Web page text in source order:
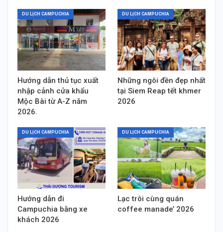
DU LỊCH CAMPUCHIA
Hướng dẫn thủ tục xuất
nhập cảnh cửa khẩu
Mộc Bài từ A-Z năm
2026.
DU LỊCH CAMPUCHIA
Những ngôi đền đẹp nhất
tại Siem Reap tết khmer
2026
DU LỊCH CAMPUCHIA
Hướng dẫn đi
Campuchia bằng xe
khách 2026
DU LỊCH CAMPUCHIA
Lạc trôi cùng quán
coffee manade’ 2026